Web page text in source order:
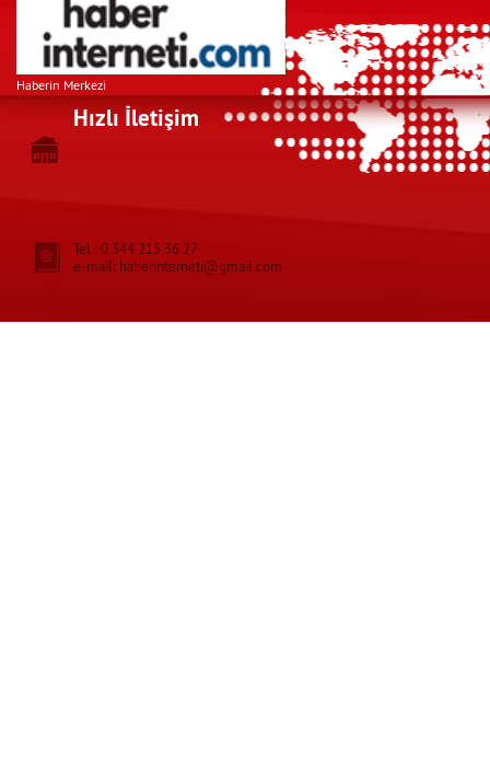
Haberin Merkezi
Hızlı İletişim
Tel : 0 344 215 36 27
e-mail: haberinterneti@gmail.com